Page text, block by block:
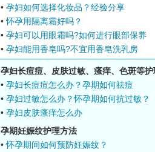
• 孕妇如何选择化妆品？经验分享
•怀孕用隔离霜好吗？
• 孕妇可以用眼霜吗?如何进行眼部保养
• 孕妇能用香皂吗?不宜用香皂洗乳房
孕妇长痘痘、皮肤过敏、瘙痒、色斑等护
• 孕妇长痘痘怎么办？孕期如何祛痘
• 孕妇过敏怎么办？怀孕期如何抗过敏？
• 孕妇皮肤瘙痒怎么办
孕期妊娠纹护理方法
•怀孕期间如何预防妊娠纹？